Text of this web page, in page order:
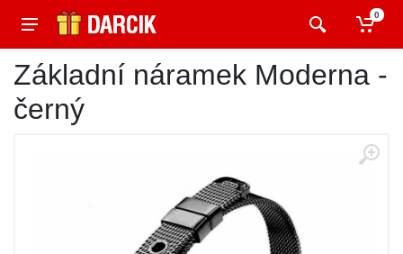
0
Základní náramek Moderna -
černý